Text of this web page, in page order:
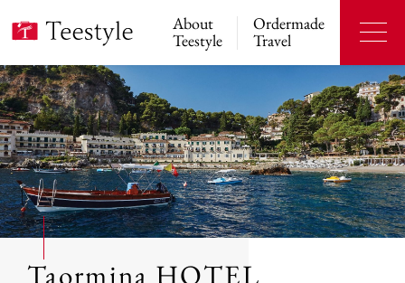
About
Teestyle
Ordermade
Travel
Taormina HOTEL